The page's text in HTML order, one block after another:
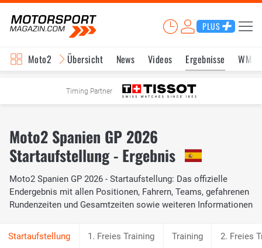
PLUS
Moto2 Übersicht News Videos Ergebnisse WM-
Timing Partner
Moto2 Spanien GP 2026
Startaufstellung - Ergebnis
Moto2 Spanien GP 2026 - Startaufstellung: Das offizielle
Endergebnis mit allen Positionen, Fahrern, Teams, gefahrenen
Rundenzeiten und Gesamtzeiten sowie weiteren Informationen
1. Freies Training Training 2. Freies